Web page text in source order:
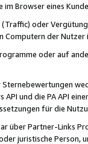
im Browser eines
oder
Computern der
oder auf
API und die PA API
für die
über Partner-Links
juristische